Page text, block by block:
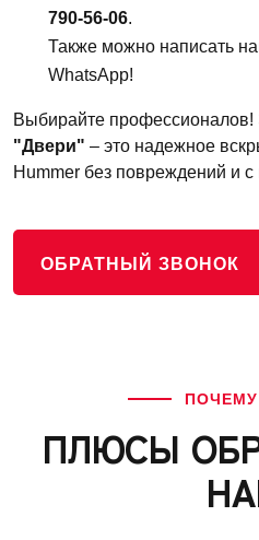
790-56-06.
Также можно написать
WhatsApp!
Выбирайте профессионалов!
"Двери" – это надежное
Hummer без повреждений и с
ОБРАТНЫЙ ЗВОНОК
ПЛЮСЫ